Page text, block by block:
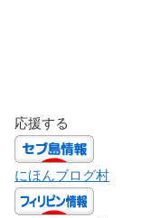
応援する
にほんブログ村